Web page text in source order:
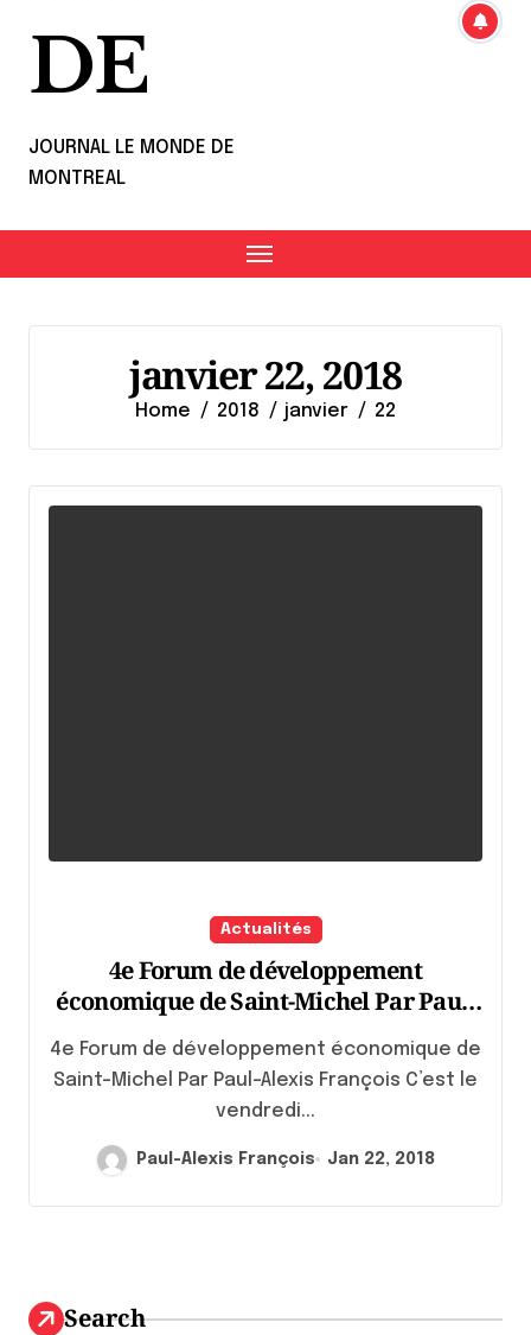
DE
JOURNAL LE MONDE DE
MONTREAL
janvier 22, 2018
Home 2018 janvier 22
Actualités
4e Forum de développement
économique de Saint-Michel Par Paul-
Alexis François
4e Forum de développement économique de
Saint-Michel Par Paul-Alexis François C’est le
vendredi...
Paul-Alexis François Jan 22, 2018
Search